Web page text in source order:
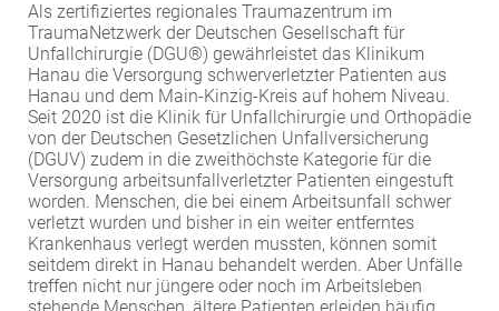
Als zertifiziertes regionales Traumazentrum im
TraumaNetzwerk der Deutschen Gesellschaft für
Unfallchirurgie (DGU®) gewährleistet das Klinikum
Hanau die Versorgung schwerverletzter Patienten aus
Hanau und dem Main-Kinzig-Kreis auf hohem Niveau.
Seit 2020 ist die Klinik für Unfallchirurgie und Orthopädie
von der Deutschen Gesetzlichen Unfallversicherung
(DGUV) zudem in die zweithöchste Kategorie für die
Versorgung arbeitsunfallverletzter Patienten eingestuft
worden. Menschen, die bei einem Arbeitsunfall schwer
verletzt wurden und bisher in ein weiter entferntes
Krankenhaus verlegt werden mussten, können somit
seitdem direkt in Hanau behandelt werden. Aber Unfälle
treffen nicht nur jüngere oder noch im Arbeitsleben